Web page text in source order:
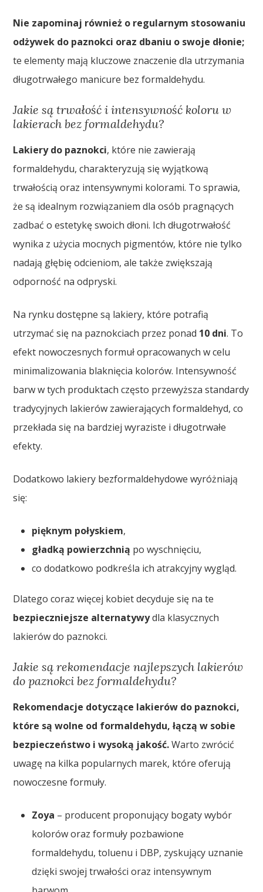
Nie zapominaj również o regularnym stosowaniu
odżywek do paznokci oraz dbaniu o swoje dłonie;
te elementy mają kluczowe znaczenie dla utrzymania
długotrwałego manicure bez formaldehydu.
Jakie są trwałość i intensywność koloru w
lakierach bez formaldehydu?
Lakiery do paznokci, które nie zawierają
formaldehydu, charakteryzują się wyjątkową
trwałością oraz intensywnymi kolorami. To sprawia,
że są idealnym rozwiązaniem dla osób pragnących
zadbać o estetykę swoich dłoni. Ich długotrwałość
wynika z użycia mocnych pigmentów, które nie tylko
nadają głębię odcieniom, ale także zwiększają
odporność na odpryski.
Na rynku dostępne są lakiery, które potrafią
utrzymać się na paznokciach przez ponad 10 dni. To
efekt nowoczesnych formuł opracowanych w celu
minimalizowania blaknięcia kolorów. Intensywność
barw w tych produktach często przewyższa standardy
tradycyjnych lakierów zawierających formaldehyd, co
przekłada się na bardziej wyraziste i długotrwałe
efekty.
Dodatkowo lakiery bezformaldehydowe wyróżniają
się:
pięknym połyskiem,
gładką powierzchnią po wyschnięciu,
co dodatkowo podkreśla ich atrakcyjny wygląd.
Dlatego coraz więcej kobiet decyduje się na te
bezpieczniejsze alternatywydla klasycznych
lakierów do paznokci.
Jakie są rekomendacje najlepszych lakierów
do paznokci bez formaldehydu?
Rekomendacje dotyczące lakierów do paznokci,
które są wolne od formaldehydu, łączą w sobie
bezpieczeństwo i wysoką jakość.Warto zwrócić
uwagę na kilka popularnych marek, które oferują
nowoczesne formuły.
Zoya – producent proponujący bogaty wybór
kolorów oraz formuły pozbawione
formaldehydu, toluenu i DBP, zyskujący uznanie
dzięki swojej trwałości oraz intensywnym